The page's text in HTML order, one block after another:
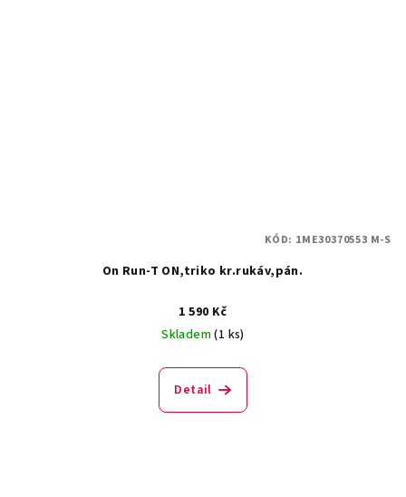
On Run-T ON,triko kr.rukáv,pán.
1 590 Kč
Skladem(1 ks)
Detail
KÓD: 1ME30370553 M-S